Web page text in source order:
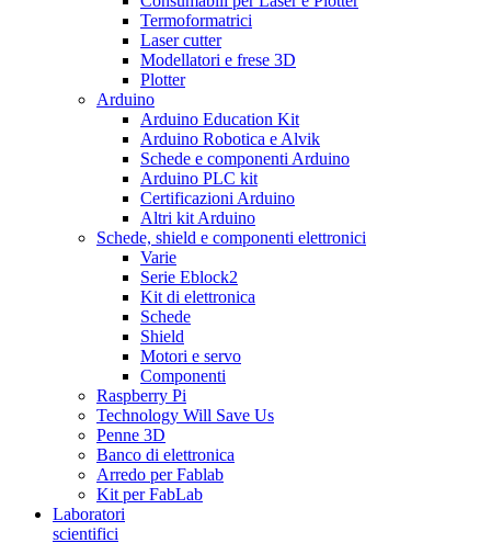
Termoformatrici
Laser cutter
Modellatori e frese 3D
Plotter
Arduino
Arduino Education Kit
Arduino Robotica e Alvik
Schede e componenti Arduino
Arduino PLC kit
Certificazioni Arduino
Altri kit Arduino
Schede, shield e componenti elettronici
Varie
Serie Eblock2
Kit di elettronica
Schede
Shield
Motori e servo
Componenti
Raspberry Pi
Technology Will Save Us
Penne 3D
Banco di elettronica
Arredo per Fablab
Kit per FabLab
Laboratori
scientifici